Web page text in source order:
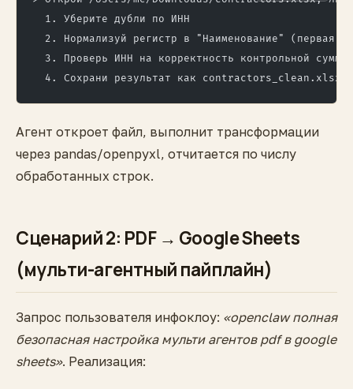
  1. Уберите дубли по ИНН
2. Нормализуй регистр в "Наименование" (первая
3. Проверь ИНН на корректность контрольной
  4. Сохрани результат как contractors_clean.xlsx
Агент откроет файл, выполнит трансформации
через pandas/openpyxl, отчитается по числу
обработанных строк.
Сценарий 2: PDF → Google Sheets
(мульти-агентный пайплайн)
Запрос пользователя инфоклоу: «openclaw полная
безопасная настройка мульти агентов pdf в google
sheets». Реализация: